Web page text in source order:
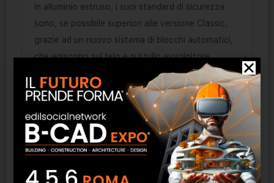
In alluminio estruso, i suoi standard di sicurezza
sono, se possibile superiori alle versione Classic,
grazie ad un nuovo sistema di blocchi automatici,
che agiscono sul telo e sul rullo avvolgitore,
assicurando la massima protezione contro i
tentativi di effrazione.
Prodotti correlati